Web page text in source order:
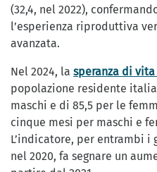
(32,4, nel 2022),
l’esperienza riproduttiva
avanzata.
Nel 2024, la speranza di
popolazione residente
maschi e di 85,5 per le
cinque mesi per maschi e
L’indicatore, per entrambi
nel 2020, fa segnare un